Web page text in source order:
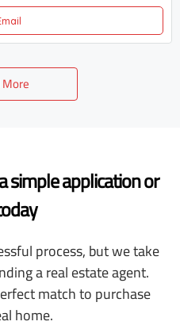
simple application or
process, but we take
a real estate agent.
match to purchase
home.